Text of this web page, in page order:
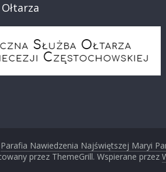
Parafia Nawiedzenia Najświętszej Maryi
przez ThemeGrill. Wspierane przez